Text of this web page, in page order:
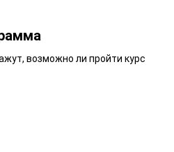
возможно ли пройти курс